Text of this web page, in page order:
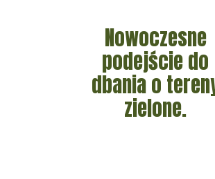
Nowoczesne
podejście do
dbania o
zielone.